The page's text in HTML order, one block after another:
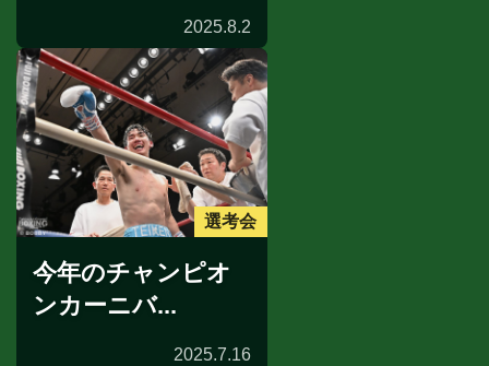
2025.8.2
選考会
今年のチャンピオ
ンカーニバ...
2025.7.16